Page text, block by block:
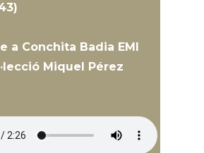
a Conchita Badia EMI
Miquel Pérez